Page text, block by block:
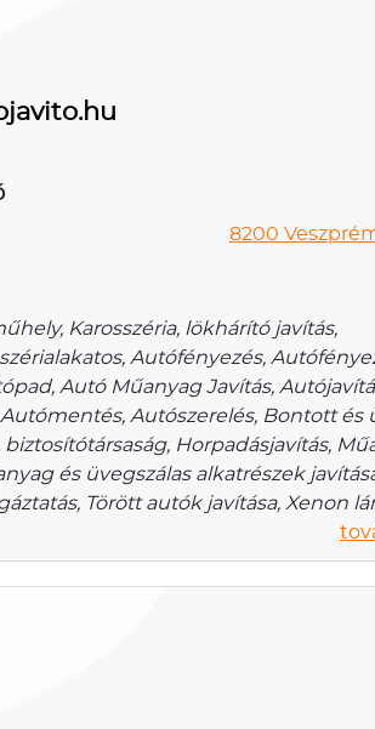
8200
Karosszéria, lökhárító javítás,
Autófényezés,
Autó Műanyag Javítás,
Autószerelés, Bontott és
biztosítótársaság, Horpadásjavítás,
és üvegszálas alkatrészek
Törött autók javítása, Xenon